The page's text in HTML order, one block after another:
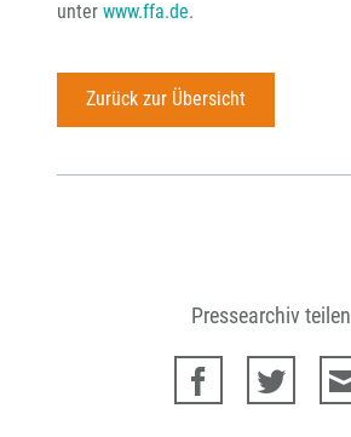
unter www.ffa.de.
Zurück zur Übersicht
Pressearchiv teilen